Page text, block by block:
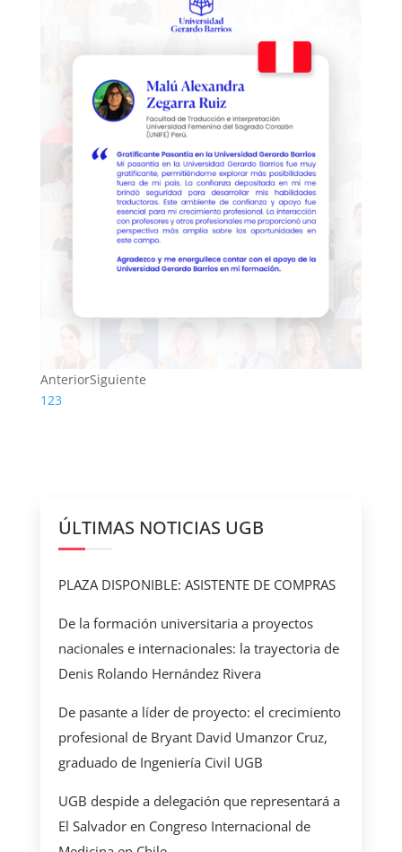
AnteriorSiguiente
123
ÚLTIMAS NOTICIAS UGB
PLAZA DISPONIBLE: ASISTENTE DE COMPRAS
De la formación universitaria a proyectos
nacionales e internacionales: la trayectoria de
Denis Rolando Hernández Rivera
De pasante a líder de proyecto: el crecimiento
profesional de Bryant David Umanzor Cruz,
graduado de Ingeniería Civil UGB
UGB despide a delegación que representará a
El Salvador en Congreso Internacional de